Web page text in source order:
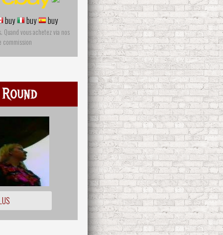
buy buy buy
vous achetez via nos
commission